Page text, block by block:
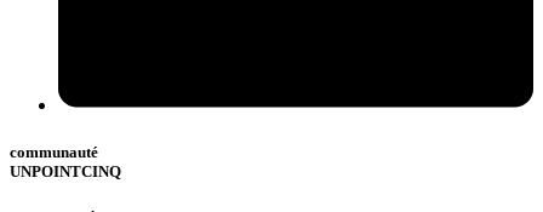
communauté
UNPOINTCINQ